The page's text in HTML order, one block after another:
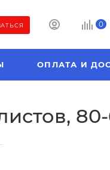
0
ОПЛАТА И